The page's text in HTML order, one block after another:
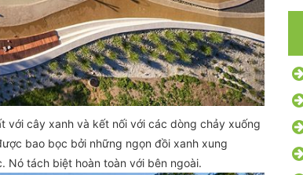
với cây xanh và kết nối với các dòng chảy xuống
bao bọc bởi những ngọn đồi xanh xung
Nó tách biệt hoàn toàn với bên ngoài.